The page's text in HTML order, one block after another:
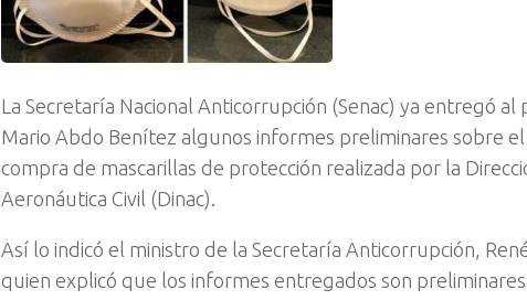
La Secretaría Nacional Anticorrupción (Senac) ya entregó al
Mario Abdo Benítez algunos informes preliminares sobre
compra de mascarillas de protección realizada por la
Aeronáutica Civil (Dinac).
Así lo indicó el ministro de la Secretaría Anticorrupción,
quien explicó que los informes entregados son